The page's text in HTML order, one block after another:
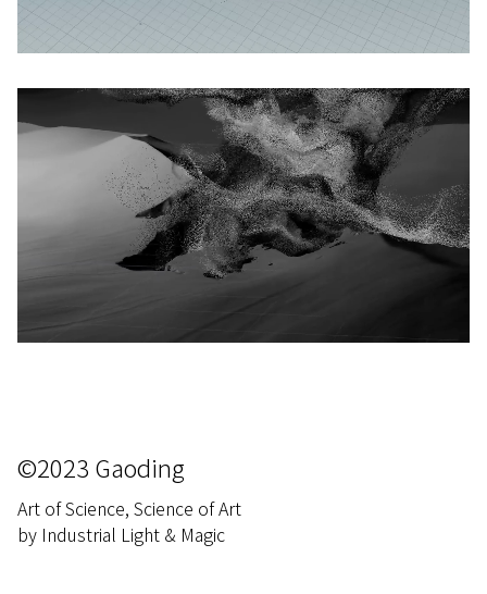
©2023 Gaoding
Art of Science, Science of Art
by Industrial Light & Magic